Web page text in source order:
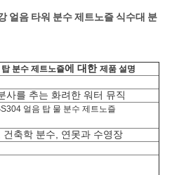
얼음 타워 분수 제트노즐 식수대 분
분수 제트노즐에 대한 제품 설명
사를 추는 화려한 워터 뮤직
얼음 탑 물 분수 제트노즐
건축학 분수, 연못과 수영장